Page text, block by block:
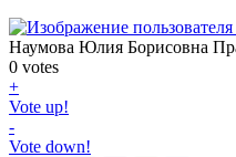
Наумова Юлия Борисовна
0 votes
+
Vote up!
-
Vote down!